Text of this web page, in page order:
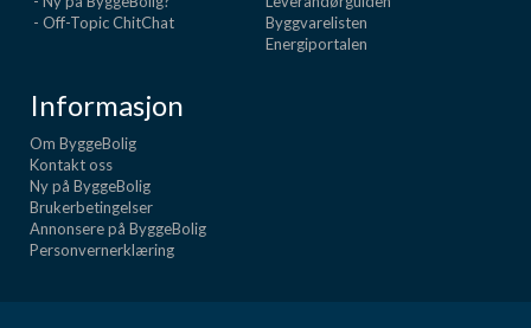
- Off-Topic ChitChat
Byggvarelisten
Energiportalen
Informasjon
Om ByggeBolig
Kontakt oss
Ny på ByggeBolig
Brukerbetingelser
Annonsere på ByggeBolig
Personvernerklæring